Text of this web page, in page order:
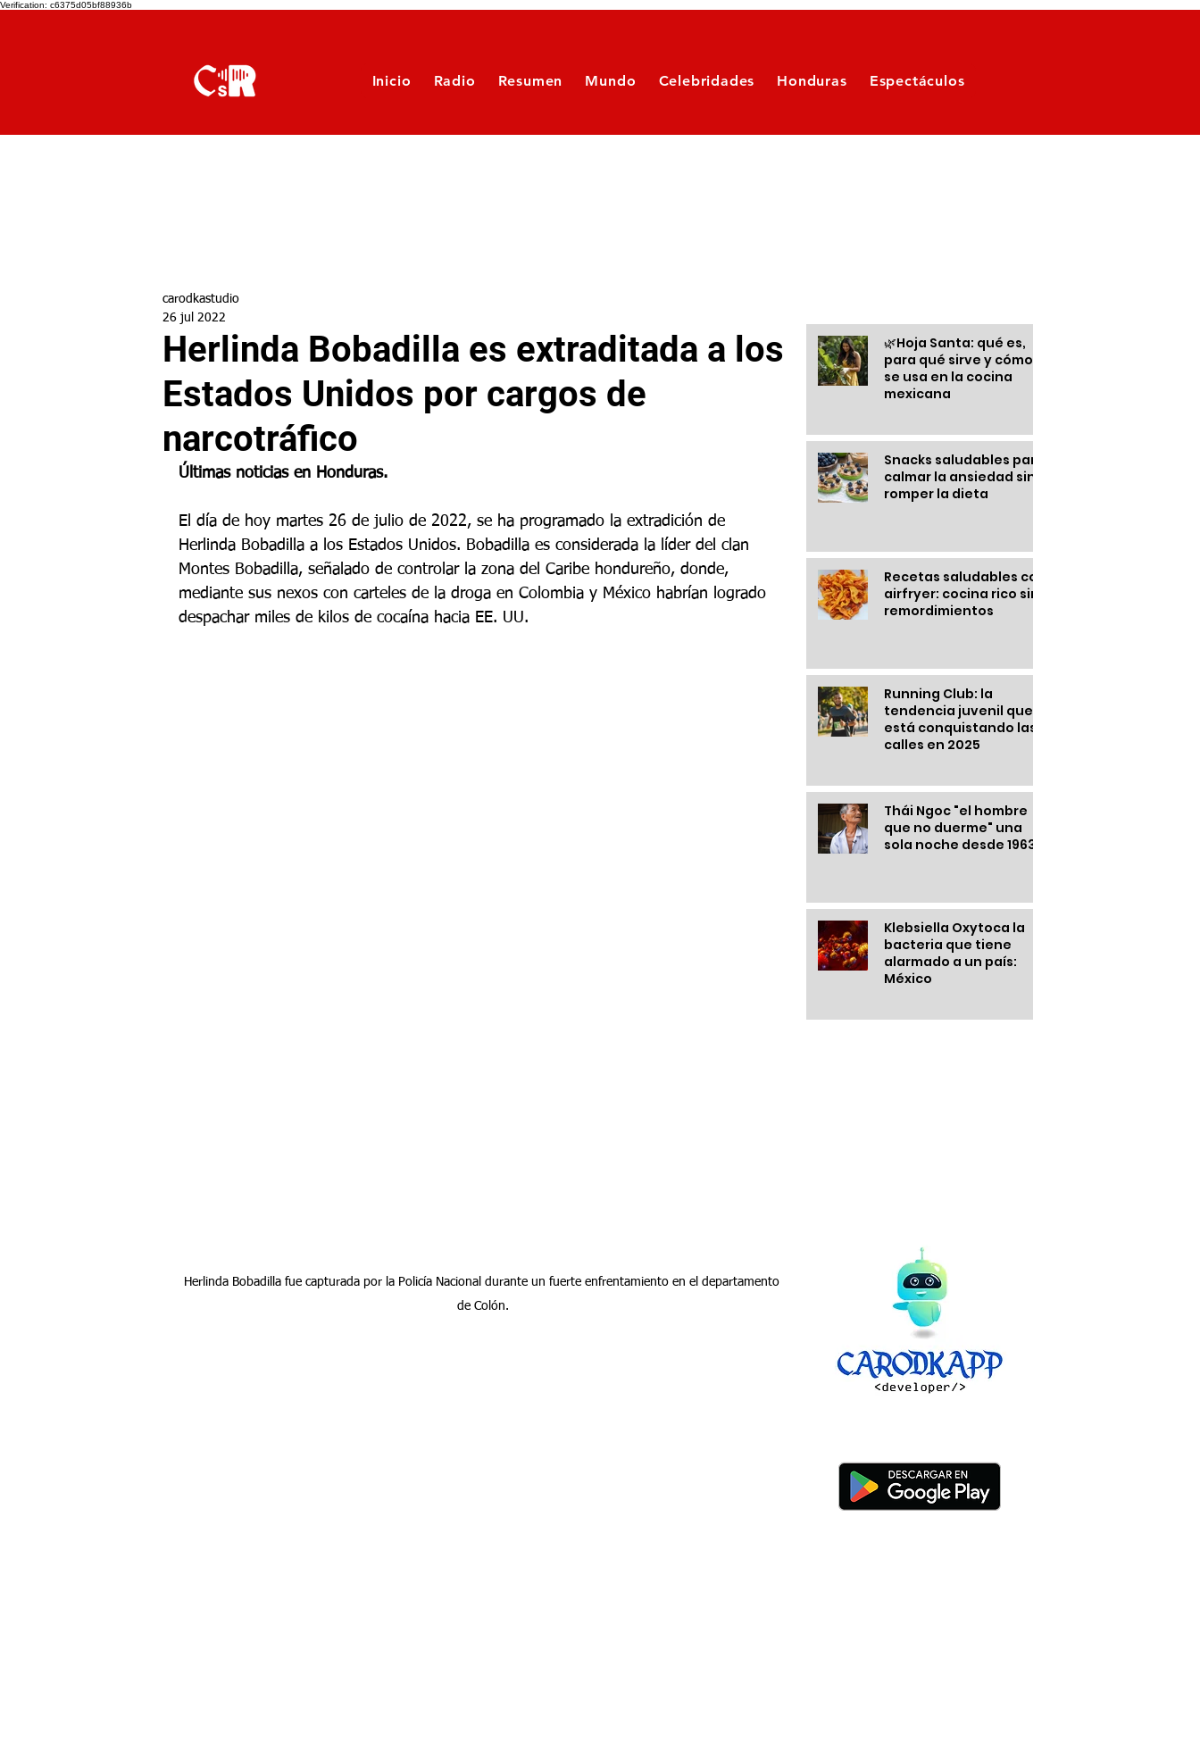
Verification: c6375d05bf88936b
Inicio Radio Resumen Mundo Celebridades Honduras Espectáculos
Herlinda Bobadilla es extraditada a los
Estados Unidos por cargos de
narcotráfico
carodkastudio
26 jul 2022
Últimas noticias en Honduras.
El día de hoy martes 26 de julio de 2022, se ha programado la extradición de
Herlinda Bobadilla a los Estados Unidos. Bobadilla es considerada la líder del clan
Montes Bobadilla, señalado de controlar la zona del Caribe hondureño, donde,
mediante sus nexos con carteles de la droga en Colombia y México habrían logrado
despachar miles de kilos de cocaína hacia EE. UU.
Herlinda Bobadilla fue capturada por la Policía Nacional durante un fuerte enfrentamiento en el departamento
de Colón.
🌿Hoja Santa: qué es,
para qué sirve y cómo
se usa en la cocina
mexicana
Snacks saludables para
calmar la ansiedad sin
romper la dieta
Recetas saludables con
airfryer: cocina rico sin
remordimientos
Running Club: la
tendencia juvenil que
está conquistando las
calles en 2025
Thái Ngoc "el hombre
que no duerme" una
sola noche desde 1963
Klebsiella Oxytoca la
bacteria que tiene
alarmado a un país:
México